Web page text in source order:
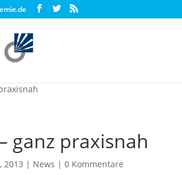
ganz praxisnah
2013 | News |0 Kommentare